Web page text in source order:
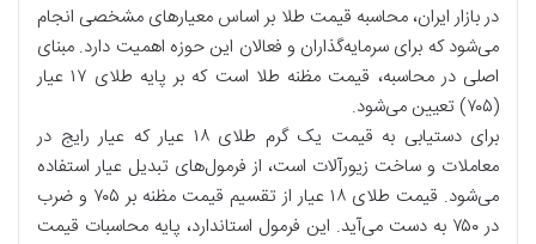
در بازار ایران، محاسبه قیمت طلا بر اساس معیارهای مشخصی انجام
می‌شود که برای سرمایه‌گذاران و فعالان این حوزه اهمیت دارد. مبنای
اصلی در محاسبه، قیمت مظنه طلا است که بر پایه طلای ۱۷ عیار
(۷۰۵) تعیین می‌شود.
برای دستیابی به قیمت یک گرم طلای ۱۸ عیار که عیار رایج در
معاملات و ساخت زیورآلات است، از فرمول‌های تبدیل عیار استفاده
می‌شود. قیمت طلای ۱۸ عیار از تقسیم قیمت مظنه بر ۷۰۵ و ضرب
در ۷۵۰ به دست می‌آید. این فرمول استاندارد، پایه محاسبات قیمت